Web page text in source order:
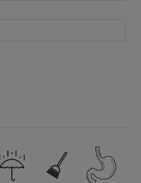
kosztów płatności